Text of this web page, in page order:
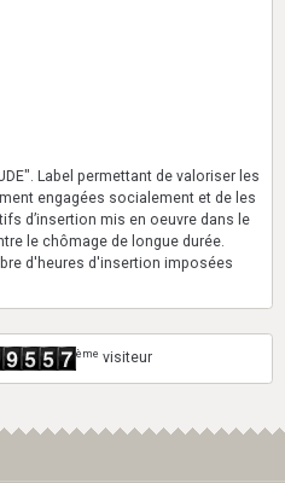
Label permettant de valoriser les
engagées socialement et de les
d’insertion mis en oeuvre dans le
le chômage de longue durée.
d'heures d'insertion imposées
ème visiteur